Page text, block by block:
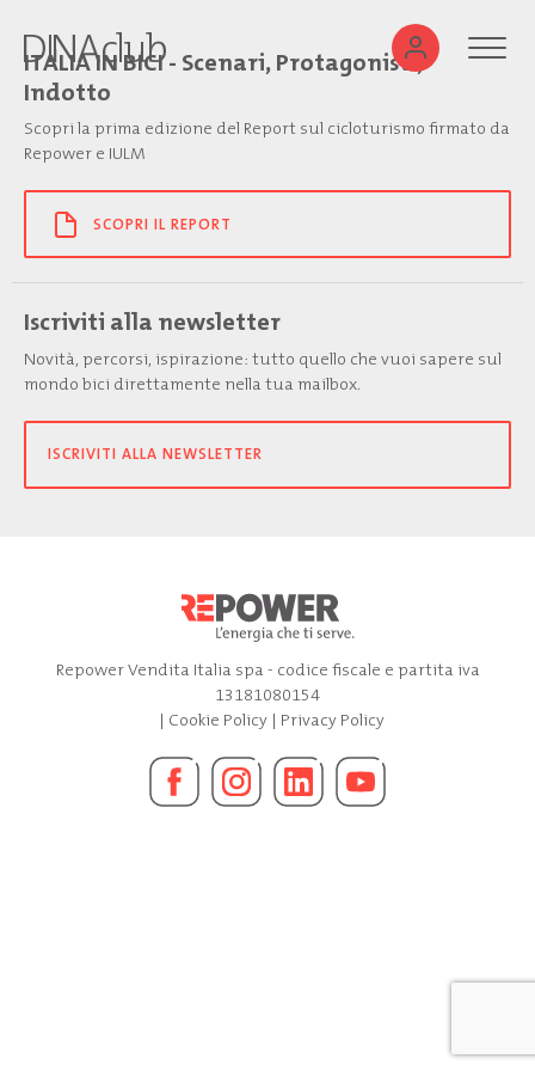
ITALIA IN BICI - Scenari, Protagonisti,
Indotto
Scopri la prima edizione del Report sul cicloturismo firmato da
Repower e IULM
SCOPRI IL REPORT
Iscriviti alla newsletter
Novità, percorsi, ispirazione: tutto quello che vuoi sapere sul
mondo bici direttamente nella tua mailbox.
ISCRIVITI ALLA NEWSLETTER
Repower Vendita Italia spa - codice fiscale e partita iva
13181080154
| Cookie Policy| Privacy Policy